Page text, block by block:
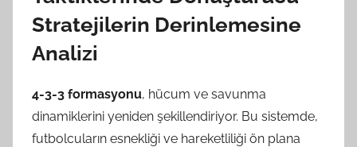
Stratejilerin Derinlemesine
Analizi
4-3-3 formasyonu, hücum ve savunma
dinamiklerini yeniden şekillendiriyor. Bu sistemde,
futbolcuların esnekliği ve hareketliliği ön plana